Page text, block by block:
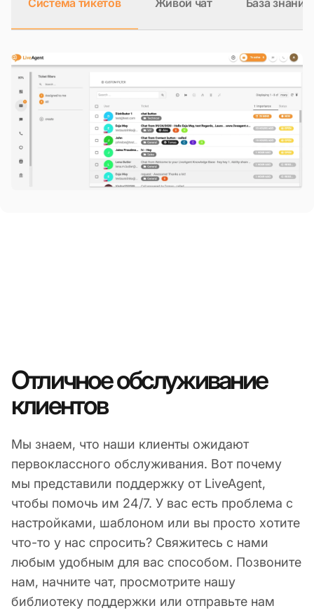
Отличное обслуживание
клиентов
Мы знаем, что наши клиенты ожидают
первоклассного обслуживания. Вот почему
мы представили поддержку от LiveAgent,
чтобы помочь им 24/7. У вас есть проблема с
настройками, шаблоном или вы просто хотите
что-то у нас спросить? Свяжитесь с нами
любым удобным для вас способом. Позвоните
нам, начните чат, просмотрите нашу
библиотеку поддержки или отправьте нам